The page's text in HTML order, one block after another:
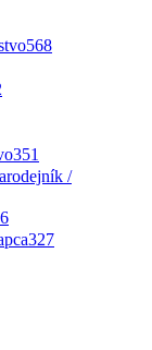
568
351
/
327